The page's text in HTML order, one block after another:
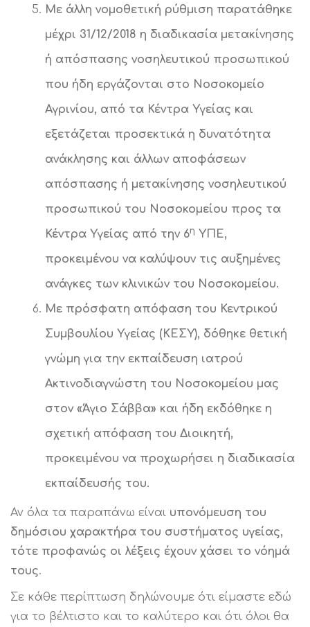
Με άλλη νομοθετική ρύθμιση παρατάθηκε
μέχρι 31/12/2018 η διαδικασία μετακίνησης
ή απόσπασης νοσηλευτικού προσωπικού
που ήδη εργάζονται στο Νοσοκομείο
Αγρινίου, από τα Κέντρα Υγείας και
εξετάζεται προσεκτικά η δυνατότητα
ανάκλησης και άλλων αποφάσεων
απόσπασης ή μετακίνησης νοσηλευτικού
προσωπικού του Νοσοκομείου προς τα
Κέντρα Υγείας από την 6η ΥΠΕ,
προκειμένου να καλύψουν τις αυξημένες
ανάγκες των κλινικών του Νοσοκομείου.
Με πρόσφατη απόφαση του Κεντρικού
Συμβουλίου Υγείας (ΚΕΣΥ), δόθηκε θετική
γνώμη για την εκπαίδευση ιατρού
Ακτινοδιαγνώστη του Νοσοκομείου μας
στον «Άγιο Σάββα» και ήδη εκδόθηκε η
σχετική απόφαση του Διοικητή,
προκειμένου να προχωρήσει η διαδικασία
εκπαίδευσής του.
Αν όλα τα παραπάνω είναι υπονόμευση του
δημόσιου χαρακτήρα του συστήματος υγείας,
τότε προφανώς οι λέξεις έχουν χάσει το νόημά
τους.
Σε κάθε περίπτωση δηλώνουμε ότι είμαστε εδώ
για το βέλτιστο και το καλύτερο και ότι όλοι θα